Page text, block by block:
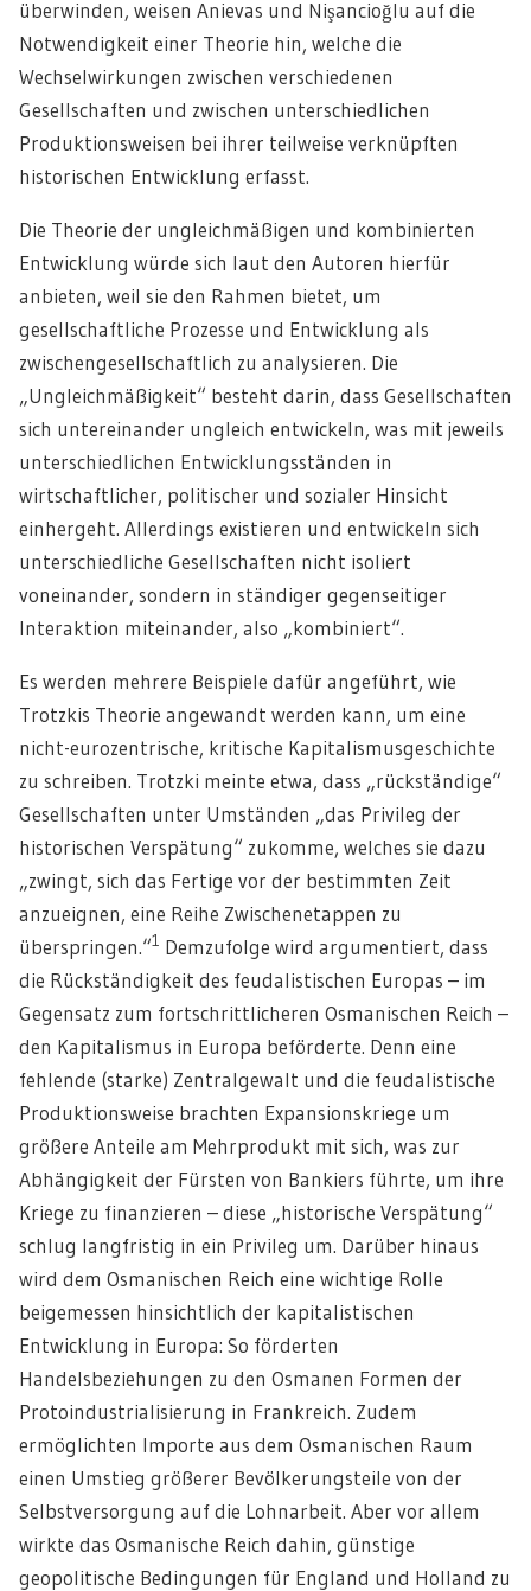
überwinden, weisen Anievas und Nişancioğlu auf die
Notwendigkeit einer Theorie hin, welche die
Wechselwirkungen zwischen verschiedenen
Gesellschaften und zwischen unterschiedlichen
Produktionsweisen bei ihrer teilweise verknüpften
historischen Entwicklung erfasst.
Die Theorie der ungleichmäßigen und kombinierten
Entwicklung würde sich laut den Autoren hierfür
anbieten, weil sie den Rahmen bietet, um
gesellschaftliche Prozesse und Entwicklung als
zwischengesellschaftlich zu analysieren. Die
„Ungleichmäßigkeit“ besteht darin, dass Gesellschaften
sich untereinander ungleich entwickeln, was mit jeweils
unterschiedlichen Entwicklungsständen in
wirtschaftlicher, politischer und sozialer Hinsicht
einhergeht. Allerdings existieren und entwickeln sich
unterschiedliche Gesellschaften nicht isoliert
voneinander, sondern in ständiger gegenseitiger
Interaktion miteinander, also „kombiniert“.
Es werden mehrere Beispiele dafür angeführt, wie
Trotzkis Theorie angewandt werden kann, um eine
nicht-eurozentrische, kritische Kapitalismusgeschichte
zu schreiben. Trotzki meinte etwa, dass „rückständige“
Gesellschaften unter Umständen „das Privileg der
historischen Verspätung“ zukomme, welches sie dazu
„zwingt, sich das Fertige vor der bestimmten Zeit
anzueignen, eine Reihe Zwischenetappen zu
überspringen.“1 Demzufolge wird argumentiert, dass
die Rückständigkeit des feudalistischen Europas – im
Gegensatz zum fortschrittlicheren Osmanischen Reich –
den Kapitalismus in Europa beförderte. Denn eine
fehlende (starke) Zentralgewalt und die feudalistische
Produktionsweise brachten Expansionskriege um
größere Anteile am Mehrprodukt mit sich, was zur
Abhängigkeit der Fürsten von Bankiers führte, um ihre
Kriege zu finanzieren – diese „historische Verspätung“
schlug langfristig in ein Privileg um. Darüber hinaus
wird dem Osmanischen Reich eine wichtige Rolle
beigemessen hinsichtlich der kapitalistischen
Entwicklung in Europa: So förderten
Handelsbeziehungen zu den Osmanen Formen der
Protoindustrialisierung in Frankreich. Zudem
ermöglichten Importe aus dem Osmanischen Raum
einen Umstieg größerer Bevölkerungsteile von der
Selbstversorgung auf die Lohnarbeit. Aber vor allem
wirkte das Osmanische Reich dahin, günstige
geopolitische Bedingungen für England und Holland zu